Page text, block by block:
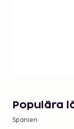
juli och
Populära
Spanien